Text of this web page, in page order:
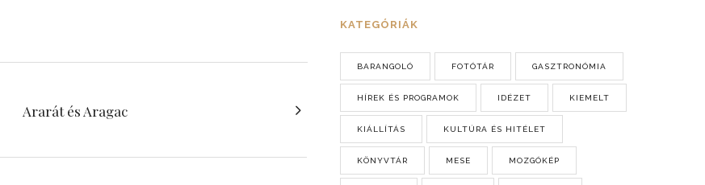
Ararát és Aragac
KATEGÓRIÁK
BARANGOLÓ FOTÓTÁR GASZTRONÓMIA
HÍREK ÉS PROGRAMOK IDÉZET KIEMELT
KIÁLLÍTÁS KULTÚRA ÉS HITÉLET
KÖNYVTÁR MESE MOZGÓKÉP